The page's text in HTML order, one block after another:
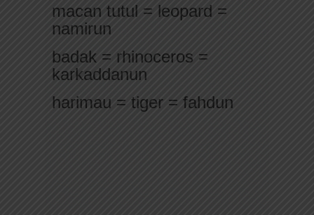
macan tutul = leopard =
namirun
badak = rhinoceros =
karkaddanun
harimau = tiger = fahdun